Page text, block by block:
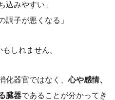
込みやすい」
調子が悪くなる」
しれません。
化器官ではなく、心や感情、
臓器であることが分かってき